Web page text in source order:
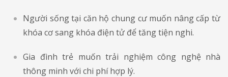
Người sống tại căn hộ chung cư muốn nâng cấp từ
khóa cơ sang khóa điện tử để tăng tiện nghi.
Gia đình trẻ muốn trải nghiệm công nghệ nhà
thông minh với chi phí hợp lý.